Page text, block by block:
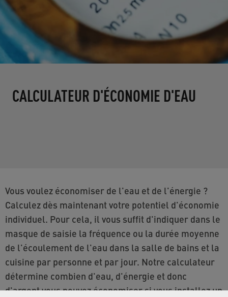
CALCULATEUR D'ÉCONOMIE D'EAU
Vous voulez économiser de l'eau et de l'énergie ?
Calculez dès maintenant votre potentiel d'économie
individuel. Pour cela, il vous suffit d'indiquer dans le
masque de saisie la fréquence ou la durée moyenne
de l'écoulement de l'eau dans la salle de bains et la
cuisine par personne et par jour. Notre calculateur
détermine combien d'eau, d'énergie et donc
d'argent vous pouvez économiser si vous installez un